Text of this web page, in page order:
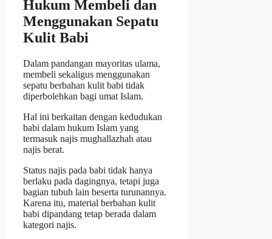
Hukum Membeli dan
Menggunakan Sepatu
Kulit Babi
Dalam pandangan mayoritas ulama,
membeli sekaligus menggunakan
sepatu berbahan kulit babi tidak
diperbolehkan bagi umat Islam.
Hal ini berkaitan dengan kedudukan
babi dalam hukum Islam yang
termasuk najis mughallazhah atau
najis berat.
Status najis pada babi tidak hanya
berlaku pada dagingnya, tetapi juga
bagian tubuh lain beserta turunannya.
Karena itu, material berbahan kulit
babi dipandang tetap berada dalam
kategori najis.